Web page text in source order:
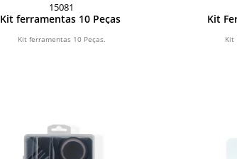
15081
Kit ferramentas 10 Peças
Kit ferramentas 10 Peças.
Kit
Kit